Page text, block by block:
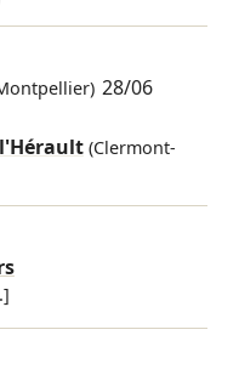
28/06
(Clermont-